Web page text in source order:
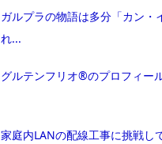
ガルプラの物語は多分「カン・
れ...
グルテンフリオ®のプロフィー
家庭内LANの配線工事に挑戦し